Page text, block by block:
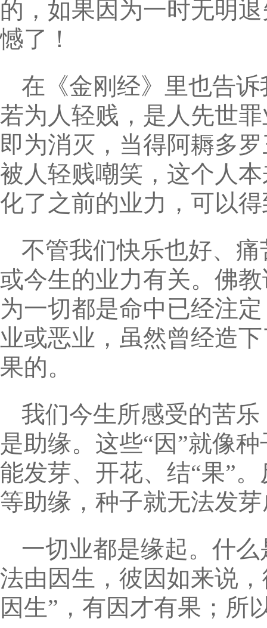
的，如果因为一时无明
憾了！
在《金刚经》里也告
若为人轻贱，是人先世
即为消灭，当得阿耨多
被人轻贱嘲笑，这个人
化了之前的业力，可以
不管我们快乐也好、
或今生的业力有关。佛
为一切都是命中已经注
业或恶业，虽然曾经造
果的。
我们今生所感受的苦
是助缘。这些“因”就像
能发芽、开花、结“果”
等助缘，种子就无法发
一切业都是缘起。什
法由因生，彼因如来说
因生”，有因才有果；所